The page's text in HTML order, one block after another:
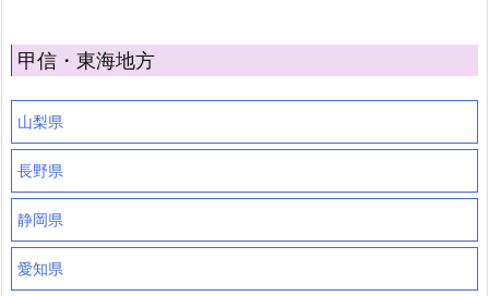
甲信・東海地方
山梨県
長野県
静岡県
愛知県